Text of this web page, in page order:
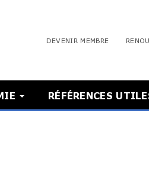
DEVENIR MEMBRE
RÉFÉRENCES